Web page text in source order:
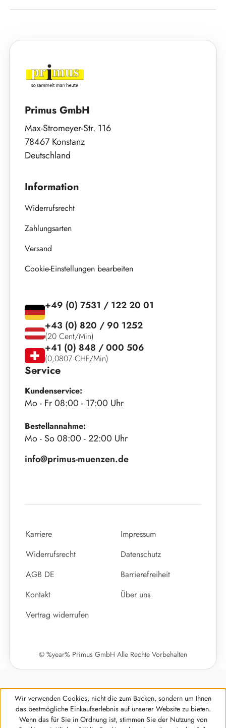
Primus GmbH
Max-Stromeyer-Str. 116
78467 Konstanz
Deutschland
Information
Widerrufsrecht
Zahlungsarten
Versand
Cookie-Einstellungen bearbeiten
Service
Kundenservice:
Mo - Fr 08:00 - 17:00 Uhr
Bestellannahme:
Mo - So 08:00 - 22:00 Uhr
info@primus-muenzen.de
+49 (0) 7531 / 122 20 01
+43 (0) 820 / 90 1252
(20 Cent/Min)
+41 (0) 848 / 000 506
(0,0807 CHF/Min)
Karriere
Impressum
Widerrufsrecht
Datenschutz
AGB DE
Barrierefreiheit
Kontakt
Über uns
Vertrag widerrufen
© %year% Primus GmbH Alle Rechte Vorbehalten
Wir verwenden Cookies, nicht die zum Backen, sondern um Ihnen
das bestmögliche Einkaufserlebnis auf unserer Website zu bieten.
Wenn das für Sie in Ordnung ist, stimmen Sie der Nutzung von